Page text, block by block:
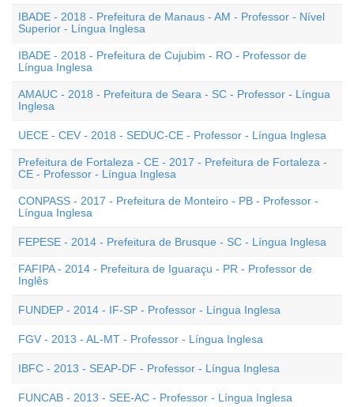
IBADE - 2018 - Prefeitura de Manaus - AM - Professor - Nível
Superior - Língua Inglesa
IBADE - 2018 - Prefeitura de Cujubim - RO - Professor de
Língua Inglesa
AMAUC - 2018 - Prefeitura de Seara - SC - Professor - Língua
Inglesa
UECE - CEV - 2018 - SEDUC-CE - Professor - Língua Inglesa
Prefeitura de Fortaleza - CE - 2017 - Prefeitura de Fortaleza -
CE - Professor - Língua Inglesa
CONPASS - 2017 - Prefeitura de Monteiro - PB - Professor -
Língua Inglesa
FEPESE - 2014 - Prefeitura de Brusque - SC - Língua Inglesa
FAFIPA - 2014 - Prefeitura de Iguaraçu - PR - Professor de
Inglês
FUNDEP - 2014 - IF-SP - Professor - Língua Inglesa
FGV - 2013 - AL-MT - Professor - Língua Inglesa
IBFC - 2013 - SEAP-DF - Professor - Língua Inglesa
FUNCAB - 2013 - SEE-AC - Professor - Língua Inglesa